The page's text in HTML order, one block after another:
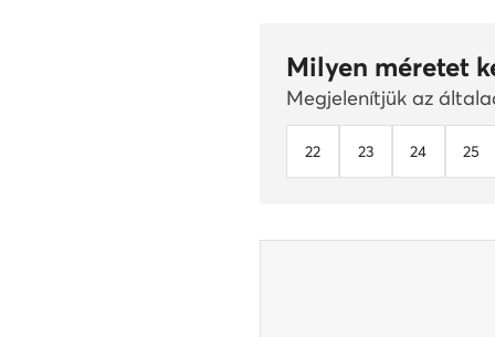
Milyen méretet
Megjelenítjük az
22 23 24 25